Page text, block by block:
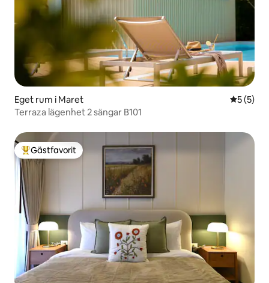
Eget rum i Maret 5 av 5 i
5 (5)
Terraza lägenhet 2 sängar B101
Populär gästfavorit
Gästfavorit